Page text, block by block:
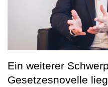
Ein weiterer
Gesetzesnovelle